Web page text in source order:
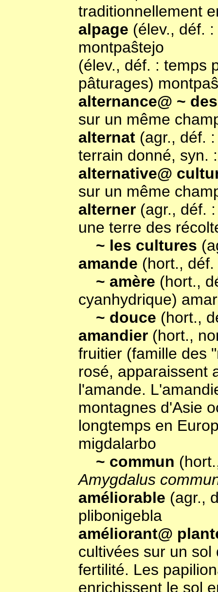
traditionnellement
alpage (élev., déf.
montpaŝtejo
(élev., déf. : temps
pâturages)
alternance@ ~
sur un même
alternat (agr., déf.
terrain donné, syn.
alternative@
sur un même
alterner (agr., déf.
une terre des
~ les cultures
amande (hort.,
~ amère (hort.,
cyanhydrique)
~ douce (hort.,
amandier (hort.,
fruitier (famille des
rosé, apparaissent
l'amande.
montagnes d'Asie
longtemps en
migdalarbo
~ commun
Amygdalus
améliorable (agr.,
plibonigebla
améliorant@
cultivées sur un
fertilité. Les
enrichissent le sol